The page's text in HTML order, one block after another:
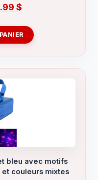
$
actuel
bleu avec motifs
couleurs mixtes